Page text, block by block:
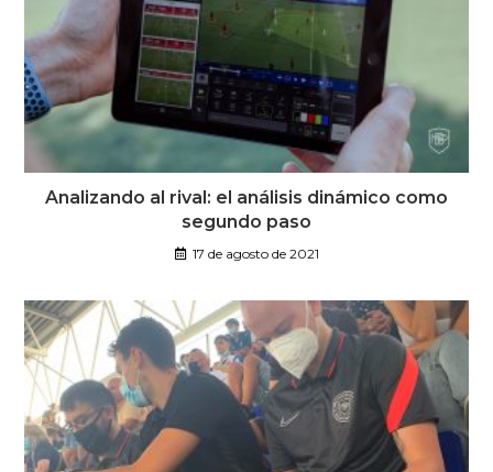
Analizando al rival: el análisis dinámico como
segundo paso
17 de agosto de 2021